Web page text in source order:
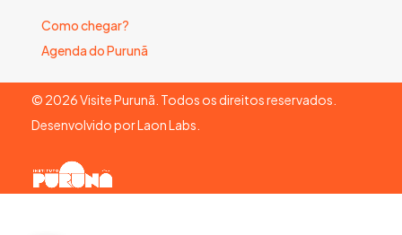
Como chegar?
Agenda do Purunã
© 2026Visite Purunã. Todos os direitos reservados.
Desenvolvido porLaon Labs